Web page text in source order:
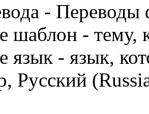
- Переводы
шаблон - тему,
язык - язык,
Русский